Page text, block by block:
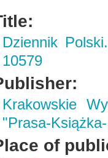
Dziennik
10579
Krakowskie
"Prasa-
of